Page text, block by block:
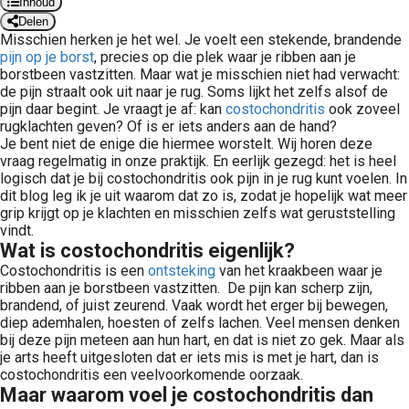
Delen
Misschien herken je het wel. Je voelt een stekende, brandende
pijn op je borst, precies op die plek waar je ribben aan je
borstbeen vastzitten. Maar wat je misschien niet had verwacht:
de pijn straalt ook uit naar je rug. Soms lijkt het zelfs alsof de
pijn daar begint. Je vraagt je af: kan costochondritis ook zoveel
rugklachten geven? Of is er iets anders aan de hand?
Je bent niet de enige die hiermee worstelt. Wij horen deze
vraag regelmatig in onze praktijk. En eerlijk gezegd: het is heel
logisch dat je bij costochondritis ook pijn in je rug kunt voelen. In
dit blog leg ik je uit waarom dat zo is, zodat je hopelijk wat meer
grip krijgt op je klachten en misschien zelfs wat geruststelling
vindt.
Wat is costochondritis eigenlijk?
Costochondritis is een ontsteking van het kraakbeen waar je
ribben aan je borstbeen vastzitten. De pijn kan scherp zijn,
brandend, of juist zeurend. Vaak wordt het erger bij bewegen,
diep ademhalen, hoesten of zelfs lachen. Veel mensen denken
bij deze pijn meteen aan hun hart, en dat is niet zo gek. Maar als
je arts heeft uitgesloten dat er iets mis is met je hart, dan is
costochondritis een veelvoorkomende oorzaak.
Maar waarom voel je costochondritis dan